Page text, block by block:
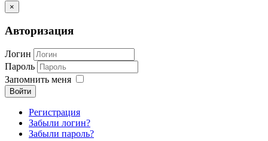
×
Авторизация
Логин
Пароль
Запомнить меня
Войти
Регистрация
Забыли логин?
Забыли пароль?